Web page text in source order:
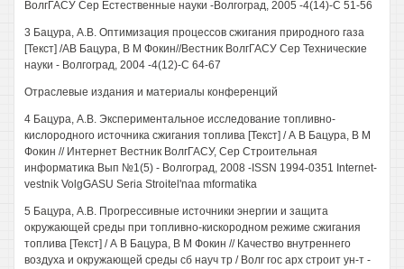
ВолгГАСУ Сер Естественные науки -Волгоград, 2005 -4(14)-С 51-56
3 Бацура, A.B. Оптимизация процессов сжигания природного газа
[Текст] /АВ Бацура, В M Фокин//Вестник ВолгГАСУ Сер Технические
науки - Волгоград, 2004 -4(12)-С 64-67
Отраслевые издания и материалы конференций
4 Бацура, A.B. Экспериментальное исследование топливно-
кислородного источника сжигания топлива [Текст] / А В Бацура, В M
Фокин // Интернет Вестник ВолгГАСУ, Сер Строительная
информатика Вып №1(5) - Волгоград, 2008 -ISSN 1994-0351 Internet-
vestnik VolgGASU Seria Stroitel'naa mformatika
5 Бацура, A.B. Прогрессивные источники энергии и защита
окружающей среды при топливно-кискородном режиме сжигания
топлива [Текст] / А В Бацура, В M Фокин // Качество внутреннего
воздуха и окружающей среды сб науч тр / Волг гос арх строит ун-т -